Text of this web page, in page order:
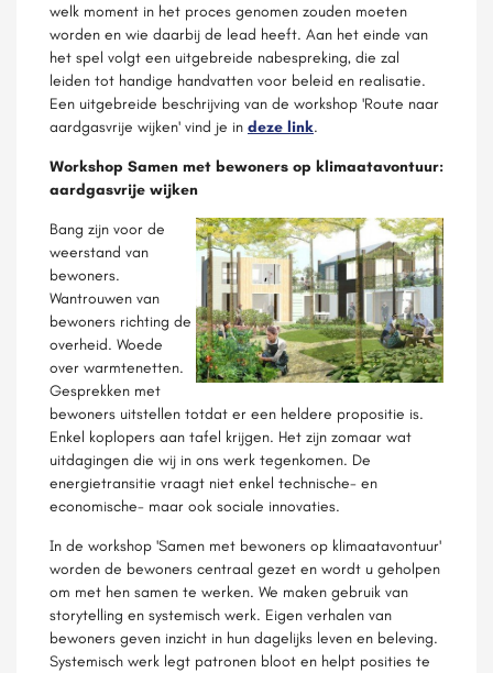
welk moment in het proces genomen zouden moeten
worden en wie daarbij de lead heeft. Aan het einde van
het spel volgt een uitgebreide nabespreking, die zal
leiden tot handige handvatten voor beleid en realisatie.
Een uitgebreide beschrijving van de workshop 'Route naar
aardgasvrije wijken' vind je in deze link.
Workshop Samen met bewoners op klimaatavontuur:
aardgasvrije wijken
Bang zijn voor de
weerstand van
bewoners.
Wantrouwen van
bewoners richting de
overheid. Woede
over warmtenetten.
Gesprekken met
bewoners uitstellen totdat er een heldere propositie is.
Enkel koplopers aan tafel krijgen. Het zijn zomaar wat
uitdagingen die wij in ons werk tegenkomen. De
energietransitie vraagt niet enkel technische- en
economische- maar ook sociale innovaties.
In de workshop 'Samen met bewoners op klimaatavontuur'
worden de bewoners centraal gezet en wordt u geholpen
om met hen samen te werken. We maken gebruik van
storytelling en systemisch werk. Eigen verhalen van
bewoners geven inzicht in hun dagelijks leven en beleving.
Systemisch werk legt patronen bloot en helpt posities te